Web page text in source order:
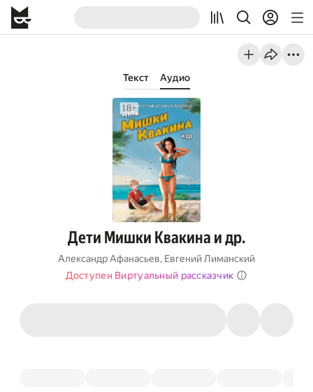
Текст Аудио
Дети Мишки Квакина и др.
Александр Афанасьев, Евгений Лиманский
Доступен Виртуальный рассказчик